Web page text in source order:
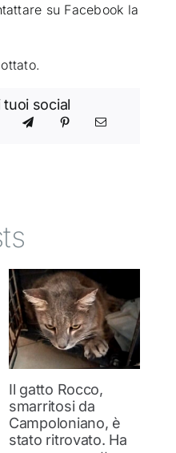
su Facebook la
tuoi social
Il gatto Rocco,
smarritosi da
Campoloniano, è
stato ritrovato. Ha